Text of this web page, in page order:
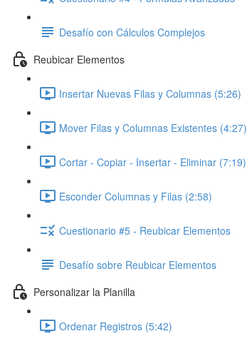
Desafío con Cálculos Complejos
Reubicar Elementos
Insertar Nuevas Filas y Columnas (5:26)
Mover Filas y Columnas Existentes (4:27)
Cortar - Copiar - Insertar - Eliminar (7:19)
Esconder Columnas y Filas (2:58)
Cuestionario #5 - Reubicar Elementos
Desafío sobre Reubicar Elementos
Personalizar la Planilla
Ordenar Registros (5:42)